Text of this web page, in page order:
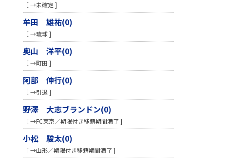
［ →未確定 ]
牟田 雄祐(0)
［ →琉球 ]
奥山 洋平(0)
［ →町田 ]
阿部 伸行(0)
［ →引退 ]
野澤 大志ブランドン(0)
［ →FC東京／期限付き移籍期間満了 ]
小松 駿太(0)
［ →山形／期限付き移籍期間満了 ]